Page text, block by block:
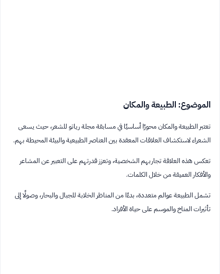
الموضوع: الطبيعة والمكان
تعتبر الطبيعة والمكان محورًا أساسيًا في مسابقة مجلة رياتو للشعر، حيث يسعى
الشعراء لاستكشاف العلاقات المعقدة بين العناصر الطبيعية والبيئة المحيطة بهم.
تعكس هذه العلاقة تجاربهم الشخصية، وتعزز قدرتهم على التعبير عن المشاعر
والأفكار العميقة من خلال الكلمات.
تشمل الطبيعة عوالم متعددة، بدءًا من المناظر الخلابة للجبال والبحار، وصولًا إلى
تأثيرات المناخ والموسم على حياة الأفراد.